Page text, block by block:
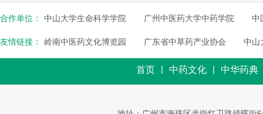
合作单位： 中山大学生命科学学院 广州中医药大学中药学院 中
友情链接： 岭南中医药文化博览园 广东省中草药产业协会 中山
首页 | 中药文化 | 中华药典